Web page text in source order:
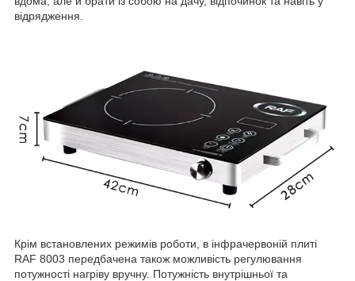
відрядження.
Крім встановлених режимів роботи, в інфрачервоній плиті
RAF 8003 передбачена також можливість регулювання
потужності нагріву вручну. Потужність внутрішньої та